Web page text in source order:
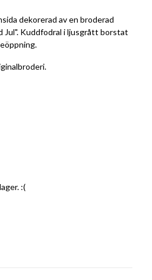
dekorerad av en broderad
Jul". Kuddfodral i ljusgrått borstat
:(